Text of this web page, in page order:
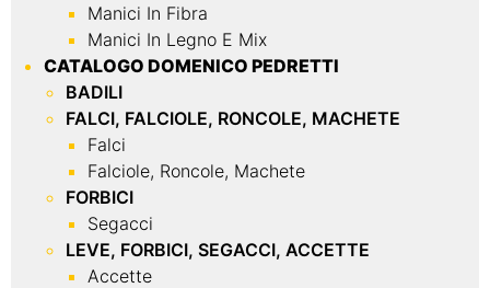
Manici In Fibra
Manici In Legno E Mix
CATALOGO DOMENICO PEDRETTI
BADILI
FALCI, FALCIOLE, RONCOLE, MACHETE
Falci
Falciole, Roncole, Machete
FORBICI
Segacci
LEVE, FORBICI, SEGACCI, ACCETTE
Accette